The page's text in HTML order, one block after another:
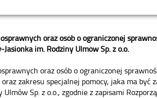
oraz osób o ograniczonej
im. Rodziny Ulmów Sp. z o.o.
oraz osób o ograniczonej
zakresu specjalnej pomocy, jaka ma być
Sp. z o.o., zgodnie z zapisami